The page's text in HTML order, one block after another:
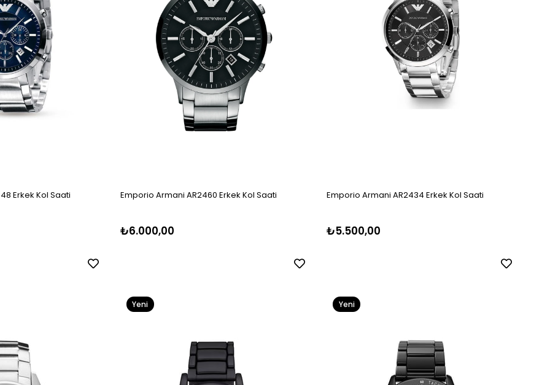
Erkek Kol Saati Emporio Armani AR2460 Erkek Kol Saati
₺6.000,00
Emporio Armani AR2434 Erkek Kol Saati
₺5.500,00
Yeni
Yeni